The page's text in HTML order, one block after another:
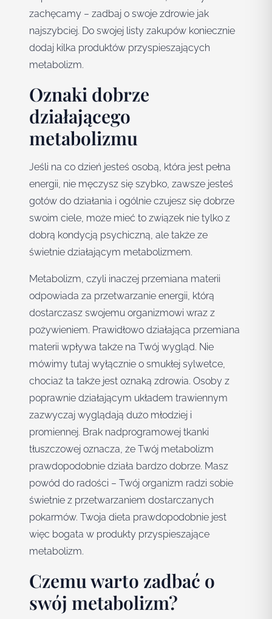
zachęcamy – zadbaj o swoje zdrowie jak
najszybciej. Do swojej listy zakupów koniecznie
dodaj kilka produktów przyspieszających
metabolizm.
Oznaki dobrze
działającego
metabolizmu
Jeśli na co dzień jesteś osobą, która jest pełna
energii, nie męczysz się szybko, zawsze jesteś
gotów do działania i ogólnie czujesz się dobrze
swoim ciele, może mieć to związek nie tylko z
dobrą kondycją psychiczną, ale także ze
świetnie działającym metabolizmem.
Metabolizm, czyli inaczej przemiana materii
odpowiada za przetwarzanie energii, którą
dostarczasz swojemu organizmowi wraz z
pożywieniem. Prawidłowo działająca przemiana
materii wpływa także na Twój wygląd. Nie
mówimy tutaj wyłącznie o smukłej sylwetce,
chociaż ta także jest oznaką zdrowia. Osoby z
poprawnie działającym układem trawiennym
zazwyczaj wyglądają dużo młodziej i
promiennej. Brak nadprogramowej tkanki
tłuszczowej oznacza, że Twój metabolizm
prawdopodobnie działa bardzo dobrze. Masz
powód do radości – Twój organizm radzi sobie
świetnie z przetwarzaniem dostarczanych
pokarmów. Twoja dieta prawdopodobnie jest
więc bogata w produkty przyspieszające
metabolizm.
Czemu warto zadbać o
swój metabolizm?